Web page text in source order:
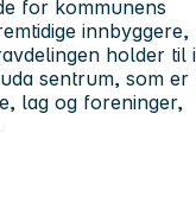
for kommunens
innbyggere,
holder til i
sentrum, som er
lag og foreninger,